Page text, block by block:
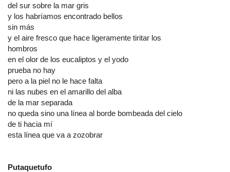
del sur sobre la mar gris
y los habríamos encontrado bellos
sin más
y el aire fresco que hace ligeramente tiritar los
hombros
en el olor de los eucaliptos y el yodo
prueba no hay
pero a la piel no le hace falta
ni las nubes en el amarillo del alba
de la mar separada
no queda sino una línea al borde bombeada del cielo
de ti hacia mí
esta línea que va a zozobrar
Putaquetufo